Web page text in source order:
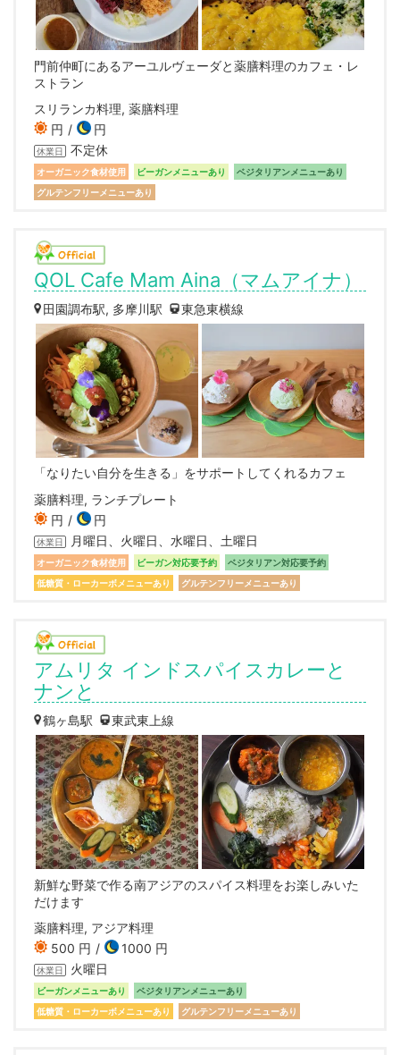
門前仲町にあるアーユルヴェーダと薬膳料理のカフェ・レ
ストラン
スリランカ料理, 薬膳料理
円
円
休業日 不定休
オーガニック食材使用 ビーガンメニューあり
ベジタリアンメニューあり
グルテンフリーメニューあり
QOL Cafe Mam Aina（マムアイナ）
田園調布駅, 多摩川駅 東急東横線
「なりたい自分を生きる」をサポートしてくれるカフェ
薬膳料理, ランチプレート
円
円
休業日 月曜日、火曜日、水曜日、土曜日
オーガニック食材使用 ビーガン対応要予約
ベジタリアン対応要予約
低糖質・ローカーボメニューあり
グルテンフリーメニューあり
アムリタ インドスパイスカレーと
ナンと
鶴ヶ島駅 東武東上線
新鮮な野菜で作る南アジアのスパイス料理をお楽しみいた
だけます
薬膳料理, アジア料理
500 円
1000 円
休業日 火曜日
ビーガンメニューあり
ベジタリアンメニューあり
低糖質・ローカーボメニューあり
グルテンフリーメニューあり